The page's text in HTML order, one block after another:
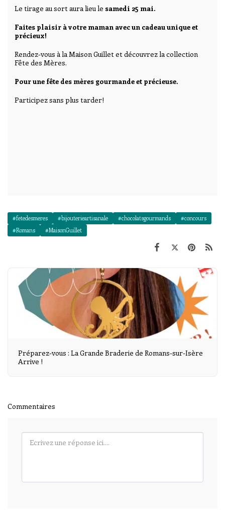
Le tirage au sort aura lieu le samedi 25 mai.
Faites plaisir à votre maman avec un cadeau unique et
précieux!
Rendez-vous à la Maison Guillet et découvrez la collection
Fête des Mères.
Pour une fête des mères gourmande et précieuse.
Participez sans plus tarder!
#fetedesmeres #bijouterieartisanale #chocolatsgourmands
#concours
#Romans
#MaisonGuillet
Préparez-vous : La Grande Braderie de Romans-sur-Isère
Arrive !
Commentaires